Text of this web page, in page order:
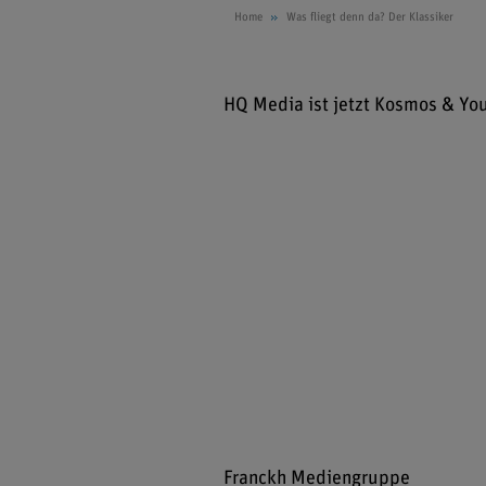
Home Was fliegt denn da? Der Klassiker
HQ Media ist jetzt Kosmos &
Franckh Mediengruppe